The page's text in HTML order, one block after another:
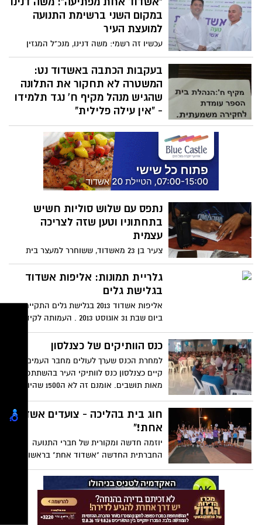
עשרות פניות של תושבים שנרתמו לסייע.
לצערנו, למרות שכתב אשדוד נט היה בבית
והמטבח, בני המשפחה החליטו בסופו של
במקום השני ברשימת התנועה
למועצת העיר
עכשיו זה רשמי: משה דנינו, מנכ"ל המגזין
ופעיל בעמותות חסד, מצטרף לתנועה
החברתית החדשה "אשדוד אחת", בראשות
עו"ד צחי אבו, ויהיה המועמד המוצב במקום
השני ברשימת התנועה המתמודדת בבחירות
הקרובות למועצת העיר.
בעקבות הכתבה באשדוד נט:
המשטרה לא תחקור את התלונה
שהגיש מנהל מקיף ח' נגד תלמידו
- "אין עילה פלילית"
"אין עילה פלילית ולא נפתח בחקירה" - כך
אומרים במשטרה בעקבות התלונה שהגיש
מנהל מקיף ח' נגד תלמידו, שתלה ציטוטים
מהעיתונות המקומית ברחבי המקיף, שדיווחו
על מאבקים וחקירות בהם מעורב לכאורה
המקיף
נתפס עם שלוש סוליות חשיש
בתחתוניו וטען שזה לצריכה
עצמית
צעיר בן 23 מאשדוד, ששוחרר למעצר בית
בהוראת בית המשפט לאחר שנעצר על סחר
בסמים, המשיך בעיסוקו ועל אף שהיה אמור
לשהות במעצר בביתו, הוא נתפס מחוץ לביתו
גלריית תמונות: אליפות אשדוד
בגלישת גלים
אליפות אשדוד 2013 בגלישת גלים התקיימה
ביום שבת 31 אוגוסט 2013 . העמותה לקידום
הגלישה ארגנה את התחרות הטובה ביותר
בישראל. כ100 משתתפים ואלפי צופים נהנו
כנס הוותיקים של כצנלסון
למחרת הכנס שערך לעולים מחבר העמים,
קיים כצנלסון כנס לוותיקי העיר בהשתתפות
מאות תושבים. אומנם זה לא ה1500 שהיו ערב
לנאום ונראה שהוא הולך להשתלב חזק
ברשימה. גם שרלי אסולין עלתה לברך
בהופעת בכורה על במה.
חוג בית בהליכה - צועדים אשדוד
אחת!"
יוזמה חדשה ומקורית של חברי התנועה
החברתית החדשה "אשדוד אחת" בראשות
עו"ד צחי אבו, המתמודדת למועצת העיר
בבחירות הקרובות: "חוג בית בהליכה"!